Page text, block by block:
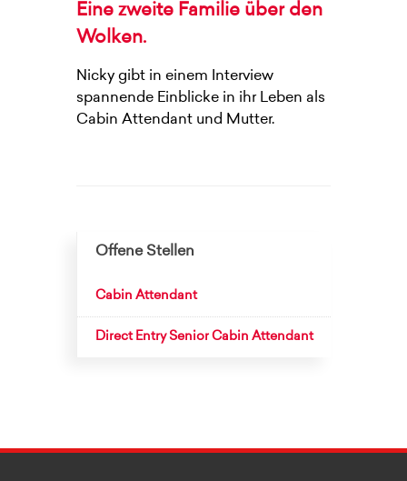
Eine zweite Familie über den
Wolken.
Nicky gibt in einem Interview
spannende Einblicke in ihr Leben als
Cabin Attendant und Mutter.
Offene Stellen
Cabin Attendant
Direct Entry Senior Cabin Attendant